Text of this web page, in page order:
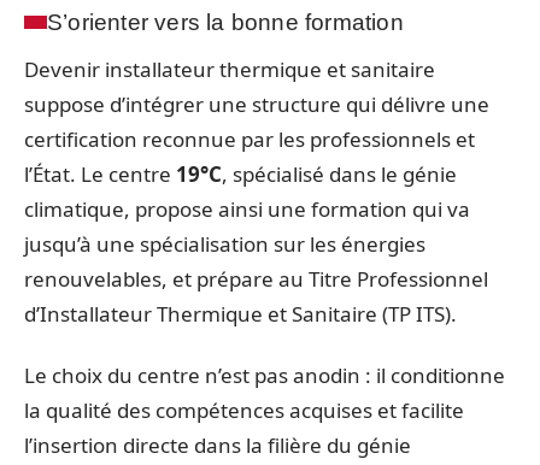
S’orienter vers la bonne formation
Devenir installateur thermique et sanitaire
suppose d’intégrer une structure qui délivre une
certification reconnue par les professionnels et
l’État. Le centre 19°C, spécialisé dans le génie
climatique, propose ainsi une formation qui va
jusqu’à une spécialisation sur les énergies
renouvelables, et prépare au Titre Professionnel
d’Installateur Thermique et Sanitaire (TP ITS).
Le choix du centre n’est pas anodin : il conditionne
la qualité des compétences acquises et facilite
l’insertion directe dans la filière du génie